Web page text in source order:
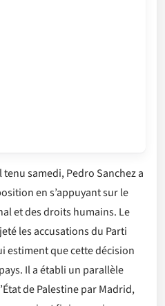
samedi, Pedro Sanchez a
en s’appuyant sur le
et des droits humains. Le
les accusations du Parti
estiment que cette décision
Il a établi un parallèle
de Palestine par Madrid,